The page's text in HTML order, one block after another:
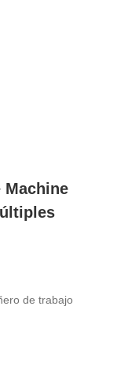
Machine
de trabajo